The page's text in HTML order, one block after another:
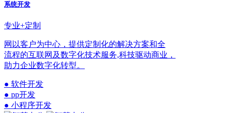
系统开发
专业+定制
网以客户为中心，提供定制化的解决方案和全
流程的互联网及数字化技术服务,科技驱动商业，
助力企业数字化转型。
● 软件开发
● pp开发
● 小程序开发